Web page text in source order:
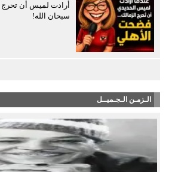
أرادت لميس أن تحرج
سبحان الله!
الـزمـن الـجـميــل